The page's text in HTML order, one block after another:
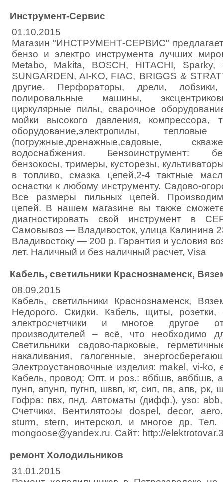
Инструмент-Сервис
01.10.2015
Магазин "ИНСТРУМЕНТ-СЕРВИС"
бензо и электро инструмента лучших
Metabo, Makita, BOSCH, HITACHI, Sparky,
SUNGARDEN, AI-KO, FIAC, BRIGGS &
другие. Перфораторы, дрели,
полировальные машины,
циркулярные пилы, сварочное
мойки высокого давления, компрессора,
оборудование,электропилы,
(погружные,дренажные,садовые,
водоснабжения. Бензоинструмент:
бензокосы, тримеры, кусторезы,
в топливо, смазка цепей,2-4 тактные
оснастки к любому инструменту. Садово-
Все размеры пильных цепей.
цепей. В нашем магазине вы также
диагностировать свой инструмент в
Самовывоз — Владивосток, улица Калинина
Владивостоку — 200 р. Гарантия и условия
лет. Наличный и без наличный расчет, Visa
Кабель, светильники Краснознаменск,
08.09.2015
Кабель, светильники Краснознаменск,
Недорого. Скидки. Кабель, щиты, розетки,
электросчетчики и многое другое
производителей – всё, что необходимо
Светильники садово-парковые,
накаливания, галогенные,
Электроустановочные изделия: makel, vi-ko,
Кабель, провод: Опт. и роз.: вббшв, авббшв,
пунп, апунп, пугнп, шввп, кг, сип, пв, апв, рк,
Гофра: пвх, пнд. Автоматы (дифф.), узо:
Счетчики. Вентиляторы dospel, decor,
sturm, stern, интерскол. и многое др. Тел.
mongoose@yandex.ru. Сайт: http://
ремонт Холодильников
31.01.2015